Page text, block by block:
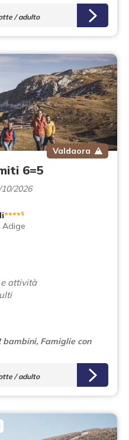
/ adulto
Valdaora
6=5
2026
****s
Adige
attività
Famiglie con
/ adulto